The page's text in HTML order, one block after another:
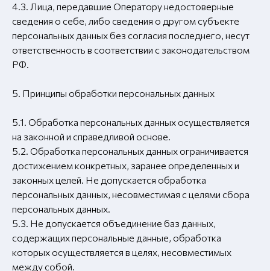
4.3. Лица, передавшие Оператору недостоверные
сведения о себе, либо сведения о другом субъекте
персональных данных без согласия последнего, несут
ответственность в соответствии с законодательством
РФ.
5. Принципы обработки персональных данных
5.1. Обработка персональных данных осуществляется
на законной и справедливой основе.
5.2. Обработка персональных данных ограничивается
достижением конкретных, заранее определенных и
законных целей. Не допускается обработка
персональных данных, несовместимая с целями сбора
персональных данных.
5.3. Не допускается объединение баз данных,
содержащих персональные данные, обработка
которых осуществляется в целях, несовместимых
между собой.